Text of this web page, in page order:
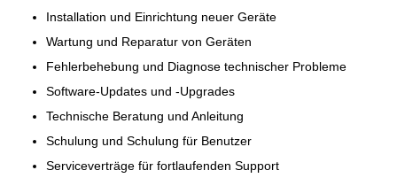
Installation und Einrichtung neuer Geräte
Wartung und Reparatur von Geräten
Fehlerbehebung und Diagnose technischer Probleme
Software-Updates und -Upgrades
Technische Beratung und Anleitung
Schulung und Schulung für Benutzer
Serviceverträge für fortlaufenden Support